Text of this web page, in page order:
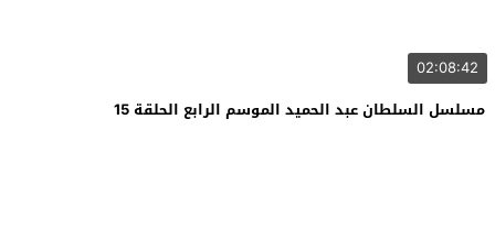
02:08:42
مسلسل السلطان عبد الحميد الموسم الرابع الحلقة 15